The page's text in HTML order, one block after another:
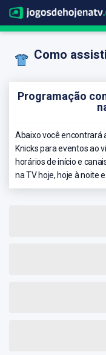
Como
Programação
Abaixo você encontrará
Knicks para eventos ao
horários de início e
na TV hoje, hoje à noite